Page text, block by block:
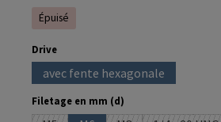
Épuisé
Sélectionnez
Drive
avec fente hexagonale
(Cette option n'est pas
Sélectionnez
Filetage en mm (d)